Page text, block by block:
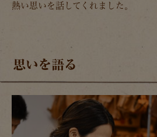
熱い思いを話してくれました。
思いを語る